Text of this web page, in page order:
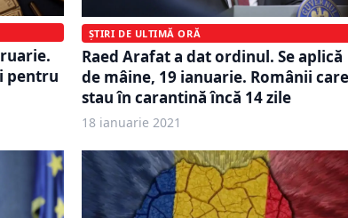
pentru
ȘTIRI DE ULTIMĂ ORĂ
Raed Arafat a dat ordinul. Se aplică
de mâine, 19 ianuarie. Românii care
stau în carantină încă 14 zile
18 ianuarie 2021